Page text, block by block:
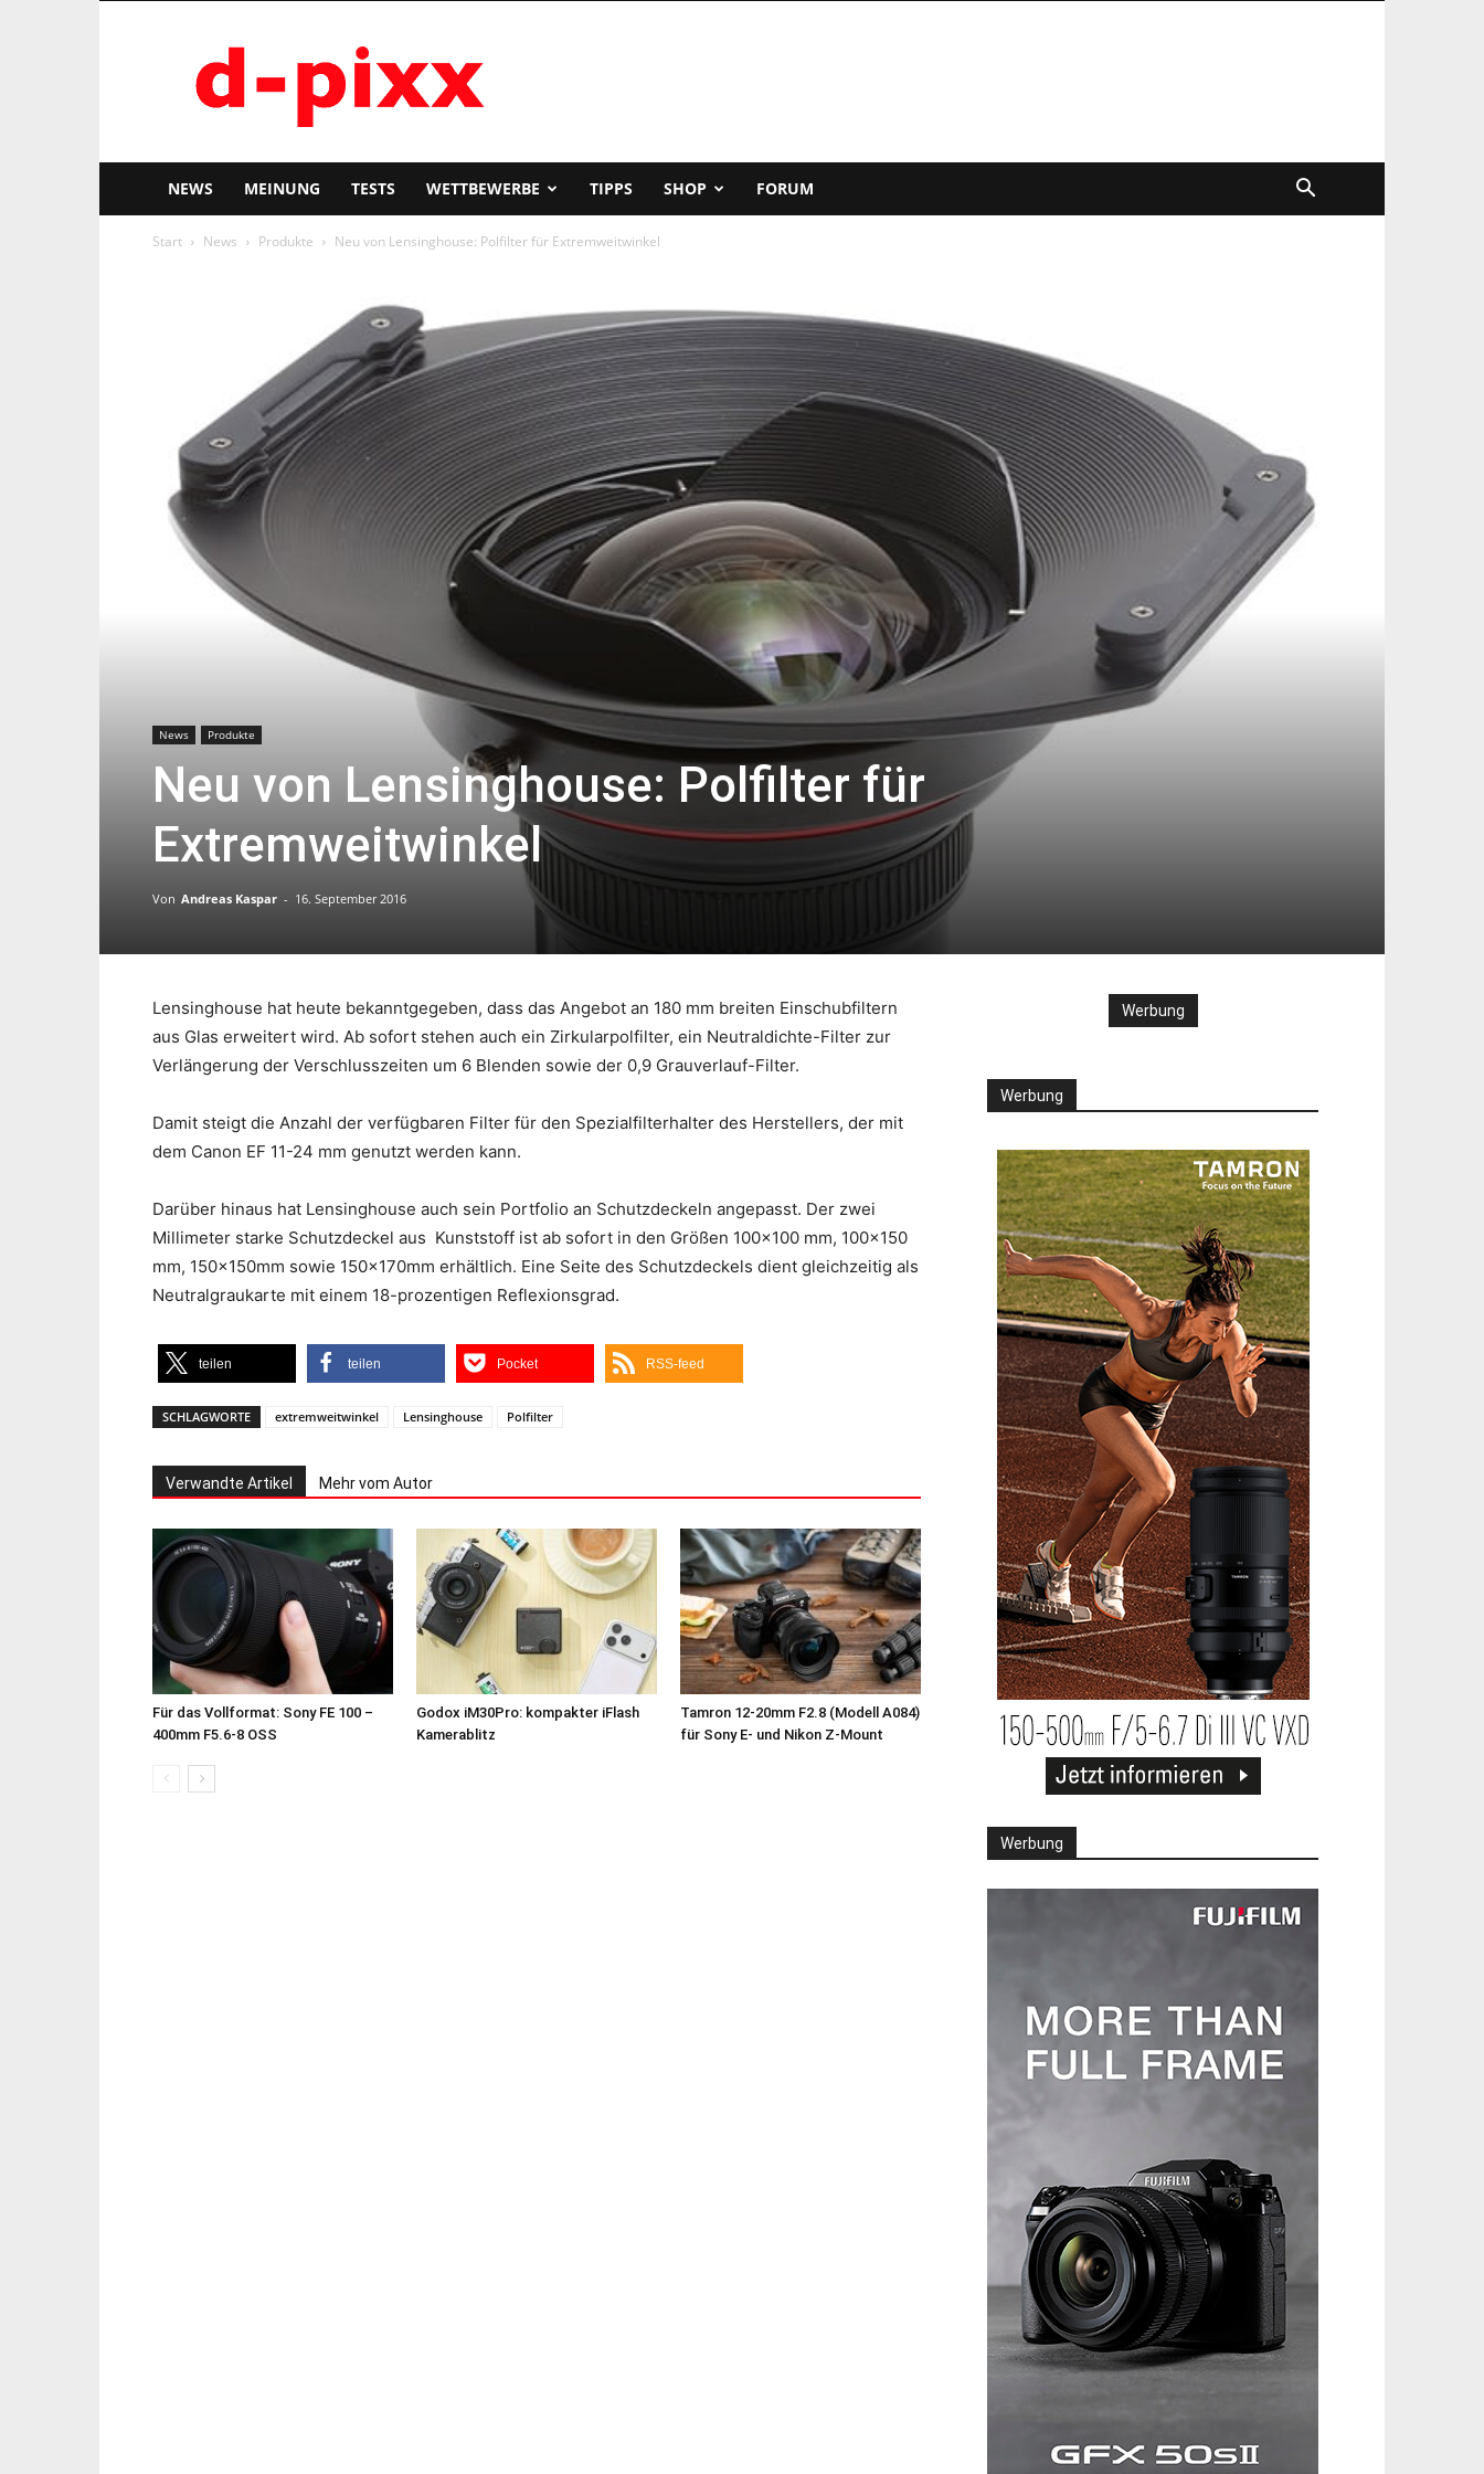
pixx
NEWS MEINUNG TESTS WETTBEWERBE TIPPS SHOP FORUM
Start News Produkte Neu von Lensinghouse: Polfilter für Extremweitwinkel
News Produkte
Neu von Lensinghouse: Polfilter für
Extremweitwinkel
Von Andreas Kaspar - 16. September 2016
Lensinghouse hat heute bekanntgegeben, dass das Angebot an 180 mm breiten Einschubfiltern
aus Glas erweitert wird. Ab sofort stehen auch ein Zirkularpolfilter, ein Neutraldichte-Filter zur
Verlängerung der Verschlusszeiten um 6 Blenden sowie der 0,9 Grauverlauf-Filter.
Damit steigt die Anzahl der verfügbaren Filter für den Spezialfilterhalter des Herstellers, der mit
dem Canon EF 11-24 mm genutzt werden kann.
Darüber hinaus hat Lensinghouse auch sein Portfolio an Schutzdeckeln angepasst. Der zwei
Millimeter starke Schutzdeckel aus Kunststoff ist ab sofort in den Größen 100×100 mm, 100×150
mm, 150x150mm sowie 150x170mm erhältlich. Eine Seite des Schutzdeckels dient gleichzeitig als
Neutralgraukarte mit einem 18-prozentigen Reflexionsgrad.
teilen teilen Pocket RSS-feed
SCHLAGWORTE extremweitwinkel Lensinghouse Polfilter
Verwandte Artikel Mehr vom Autor
Für das Vollformat: Sony FE 100 –
400mm F5.6-8 OSS
Godox iM30Pro: kompakter iFlash
Kamerablitz
Tamron 12-20mm F2.8 (Modell A084)
für Sony E- und Nikon Z-Mount
Werbung
Werbung
Werbung